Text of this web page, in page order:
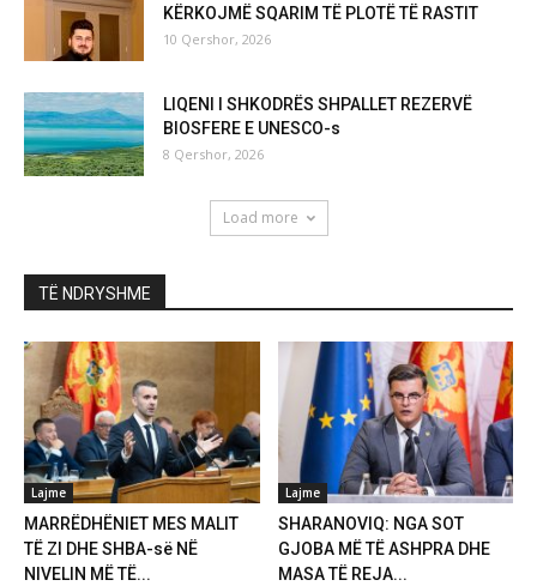
KËRKOJMË SQARIM TË PLOTË TË RASTIT
10 Qershor, 2026
LIQENI I SHKODRËS SHPALLET REZERVË
BIOSFERE E UNESCO-s
8 Qershor, 2026
Load more
TË NDRYSHME
Lajme
MARRËDHËNIET MES MALIT
TË ZI DHE SHBA-së NË
NIVELIN MË TË...
Lajme
SHARANOVIQ: NGA SOT
GJOBA MË TË ASHPRA DHE
MASA TË REJA...